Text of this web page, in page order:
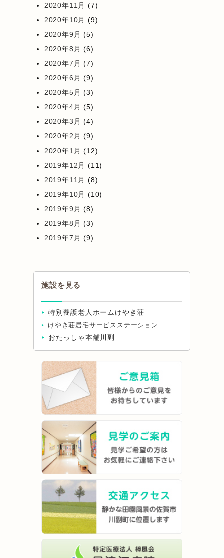
2020年11月 (7)
2020年10月 (9)
2020年9月 (5)
2020年8月 (6)
2020年7月 (7)
2020年6月 (9)
2020年5月 (3)
2020年4月 (5)
2020年3月 (4)
2020年2月 (9)
2020年1月 (12)
2019年12月 (11)
2019年11月 (8)
2019年10月 (10)
2019年9月 (8)
2019年8月 (3)
2019年7月 (9)
施設を見る
特別養護老人ホームけやき荘
けやき荘居宅サービスステーション
おたっしゃ本舗川副